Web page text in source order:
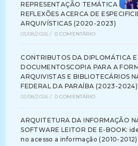
REPRESENTAÇÃO TEMÁTICA DA
REFLEXÕES ACERCA DE
ARQUIVÍSTICAS (2020-2023)
03/08/2026 / 0 COMENTÁRIO
CONTRIBUTOS DA DIPLOMÁTICA
DOCUMENTOSCOPIA PARA A
ARQUIVISTAS E BIBLIOTECÁRIOS
FEDERAL DA PARAÍBA (2023-2024)
03/08/2026 / 0 COMENTÁRIO
ARQUITETURA DA INFORMAÇÃO
SOFTWARE LEITOR DE E-BOOK:
no acesso a informação (2010-2012)